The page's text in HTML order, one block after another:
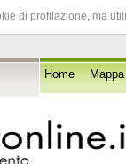
di profilazione, ma
Home